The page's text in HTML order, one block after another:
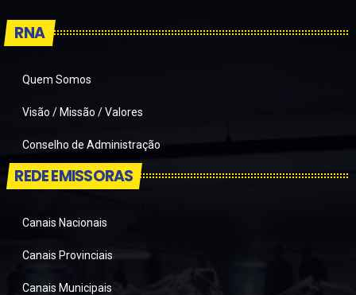
RNA
Quem Somos
Visão / Missão / Valores
Conselho de Administração
REDE EMISSORAS
Canais Nacionais
Canais Provinciais
Canais Municipais